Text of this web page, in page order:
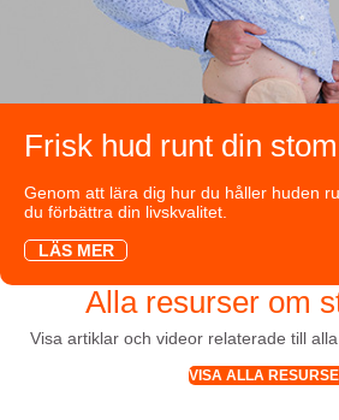
Frisk hud runt din
Genom att lära dig hur du håller huden
du förbättra din livskvalitet.
LÄS MER
Alla resurser om
Visa artiklar och videor relaterade till
VISA ALLA